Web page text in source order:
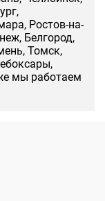
Ростов-на-
Белгород,
Томск,
мы работаем